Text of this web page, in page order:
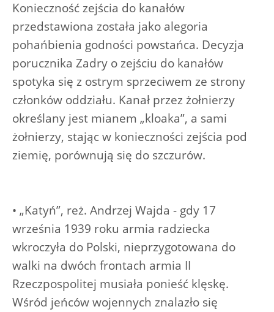
Konieczność zejścia do kanałów
przedstawiona została jako alegoria
pohańbienia godności powstańca. Decyzja
porucznika Zadry o zejściu do kanałów
spotyka się z ostrym sprzeciwem ze strony
członków oddziału. Kanał przez żołnierzy
określany jest mianem „kloaka”, a sami
żołnierzy, stając w konieczności zejścia pod
ziemię, porównują się do szczurów.
• „Katyń”, reż. Andrzej Wajda - gdy 17
września 1939 roku armia radziecka
wkroczyła do Polski, nieprzygotowana do
walki na dwóch frontach armia II
Rzeczpospolitej musiała ponieść klęskę.
Wśród jeńców wojennych znalazło się